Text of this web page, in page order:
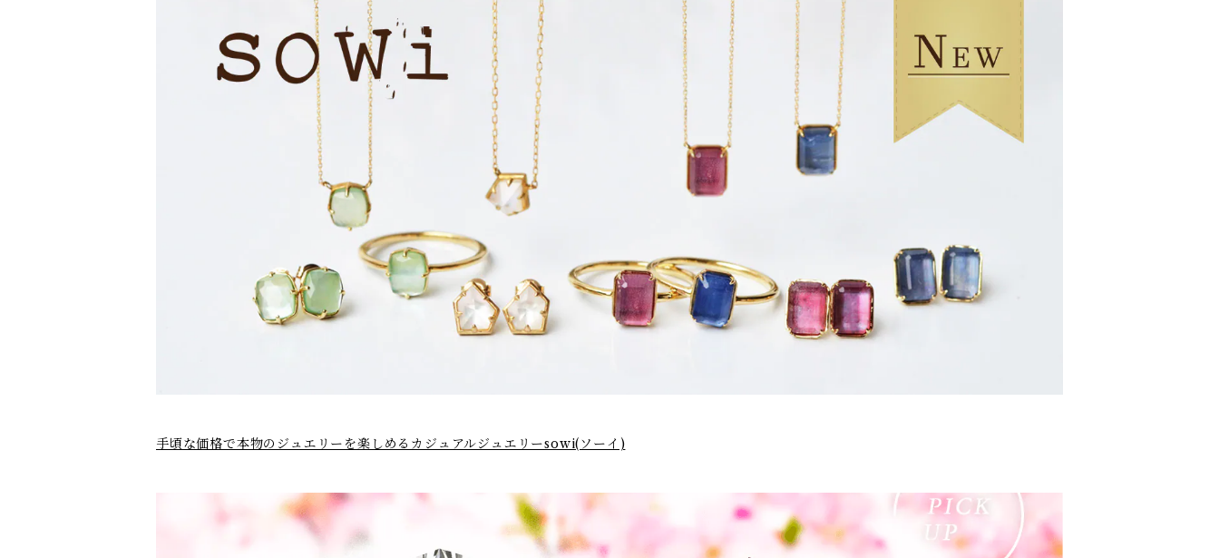
手頃な価格で本物のジュエリーを楽しめるカジュアルジュエリーsowi(ソーイ)